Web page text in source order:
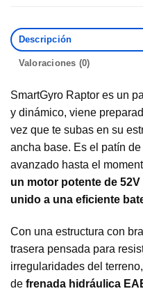
Descripción
Valoraciones (0)
SmartGyro Raptor es un
y dinámico, viene
vez que te subas en su
ancha base. Es el patín
avanzado hasta el
un motor potente de 52V
unido a una eficiente
Con una estructura con
trasera pensada para
irregularidades del
de frenada hidráulica